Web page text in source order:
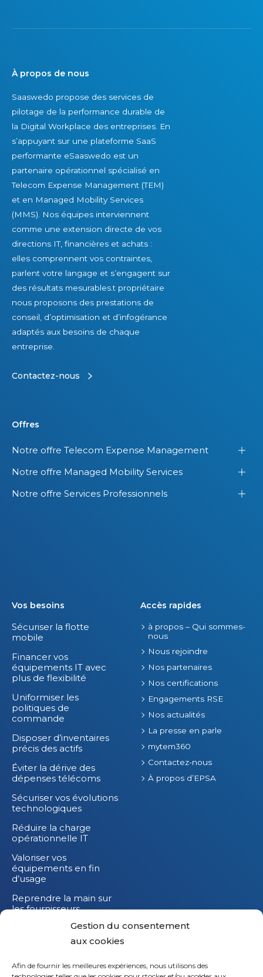
Gestion du consentement
aux cookies
Afin de fournir les meilleures expériences, nous utilisons des
À propos de nous
Saaswedo propose des services de
pilotage de la performance durable de
la Digital Workplace des entreprises. En
s’appuyant sur une plateforme SaaS
performante eSaaswedo est un
partenaire opérationnel spécialisé en
Telecom Expense Management (TEM)
et en Managed Mobility Services
(MMS). Nos équipes interviennent
comme une extension directe de vos
directions IT, financières et achats :
elles comprennent vos contraintes,
parlent votre langage et s’engagent sur
des résultats mesurables.t propriétaire
nous proposons des prestations de
conseil, d’optimisation et d’infogérance
adaptés aux besoins de chaque
entreprise.
Contactez-nous
Offres
Notre offre Telecom Expense Management
Notre offre Managed Mobility Services
Notre offre Services Professionnels
Vos besoins
Sécuriser la flotte
mobile
Financer vos
équipements IT avec
plus de flexibilité
Uniformiser les
politiques de
commande
Disposer d’inventaires
précis des actifs
Éviter la dérive des
dépenses télécoms
Sécuriser vos évolutions
technologiques
Réduire la charge
opérationnelle IT
Valoriser vos
équipements en fin
d’usage
Reprendre la main sur
les fournisseurs
Réduire l’impact
carbone de vos
Accès rapides
à propos – Qui sommes-
nous
Nous rejoindre
Nos partenaires
Nos certifications
Engagements RSE
Nos actualités
La presse en parle
mytem360
Contactez-nous
À propos d’EPSA